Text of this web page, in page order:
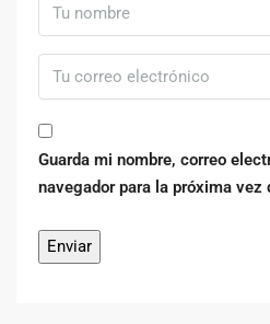
Guarda mi nombre, correo
navegador para la próxima vez